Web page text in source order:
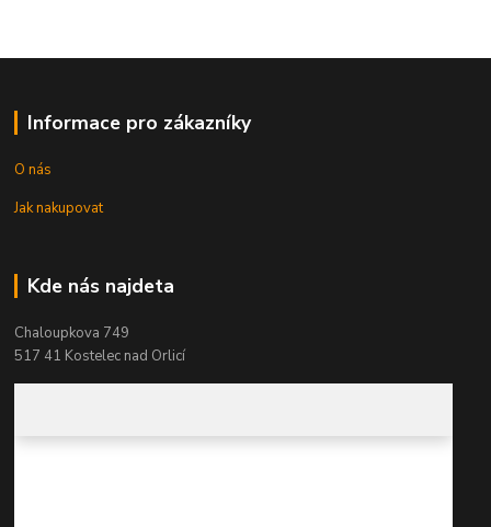
Informace pro zákazníky
O nás
Jak nakupovat
Kde nás najdeta
Chaloupkova 749
517 41 Kostelec nad Orlicí